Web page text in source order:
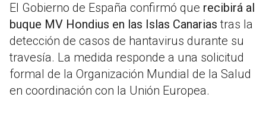
El Gobierno de España confirmó que recibirá al
buque MV Hondius en las Islas Canariastras la
detección de casos de hantavirus durante su
travesía. La medida responde a una solicitud
formal de la Organización Mundial de la Salud
en coordinación con la Unión Europea.